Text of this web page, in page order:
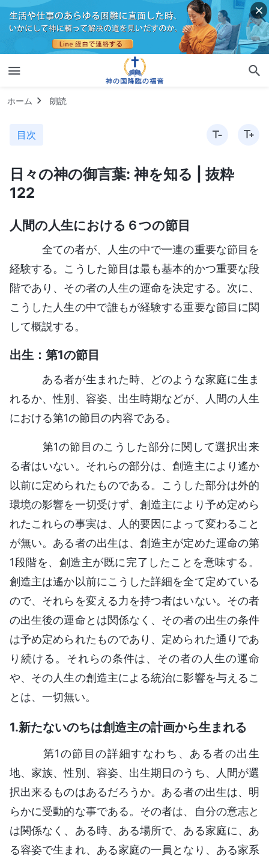
ホーム 朗読
目次
日々の神の御言葉: 神を知る | 抜粋
122
人間の人生における６つの節目
全ての者が、人生の中で一連の重要な節目を
経験する。こうした節目は最も基本的かつ重要な段
階であり、その者の人生の運命を決定する。次に、
こうした人生の中で誰もが経験する重要な節目に関
して概説する。
出生：第1の節目
ある者が生まれた時、どのような家庭に生ま
れるか、性別、容姿、出生時期などが、人間の人生
における第1の節目の内容である。
第1の節目のこうした部分に関して選択出来
る者はいない。それらの部分は、創造主により遙か
以前に定められたものである。こうした部分は外的
環境の影響を一切受けず、創造主により予め定めら
れたこれらの事実は、人的要因によって変わること
が無い。ある者の出生は、創造主が定めた運命の第
1段階を、創造主が既に完了したことを意味する。
創造主は遙か以前にこうした詳細を全て定めている
ので、それらを変える力を持つ者はいない。その者
の出生後の運命とは関係なく、その者の出生の条件
は予め定められたものであり、定められた通りであ
り続ける。それらの条件は、その者の人生の運命
や、その人生の創造主による統治に影響を与えるこ
とは、一切無い。
1.新たないのちは創造主の計画から生まれる
第1の節目の詳細すなわち、ある者の出生
地、家族、性別、容姿、出生期日のうち、人間が選
択出来るものはあるだろうか。ある者の出生は、明
らかに受動的な事である。その者は、自分の意志と
は関係なく、ある時、ある場所で、ある家庭に、あ
る容姿で生まれ、ある家庭の一員となり、ある家系